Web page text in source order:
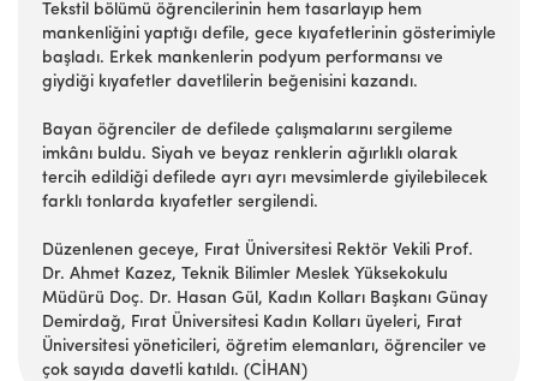
Tekstil bölümü öğrencilerinin hem tasarlayıp hem
mankenliğini yaptığı defile, gece kıyafetlerinin gösterimiyle
başladı. Erkek mankenlerin podyum performansı ve
giydiği kıyafetler davetlilerin beğenisini kazandı.
Bayan öğrenciler de defilede çalışmalarını sergileme
imkânı buldu. Siyah ve beyaz renklerin ağırlıklı olarak
tercih edildiği defilede ayrı ayrı mevsimlerde giyilebilecek
farklı tonlarda kıyafetler sergilendi.
Düzenlenen geceye, Fırat Üniversitesi Rektör Vekili Prof.
Dr. Ahmet Kazez, Teknik Bilimler Meslek Yüksekokulu
Müdürü Doç. Dr. Hasan Gül, Kadın Kolları Başkanı Günay
Demirdağ, Fırat Üniversitesi Kadın Kolları üyeleri, Fırat
Üniversitesi yöneticileri, öğretim elemanları, öğrenciler ve
çok sayıda davetli katıldı. (CİHAN)